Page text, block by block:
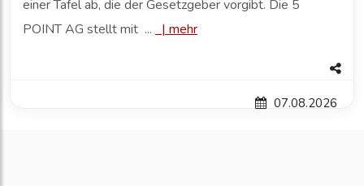
einer Tafel ab, die der Gesetzgeber vorgibt. Die 5
POINT AG stellt mit ...
| mehr
07.08.2026